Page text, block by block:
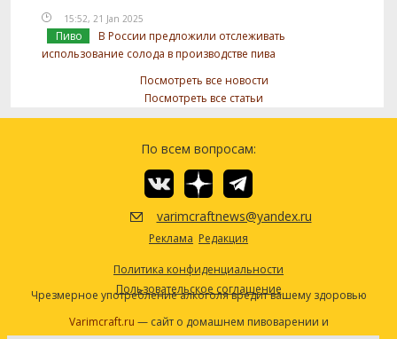
15:52, 21 Jan 2025
Пиво
В России предложили отслеживать
использование солода в производстве пива
Посмотреть все новости
Посмотреть все статьи
По всем вопросам:
varimcraftnews@yandex.ru
Реклама Редакция
Политика конфиденциальности
Пользовательское соглашение
Чрезмерное употребление алкоголя вредит вашему здоровью
Varimcraft.ru — сайт о домашнем пивоварении и